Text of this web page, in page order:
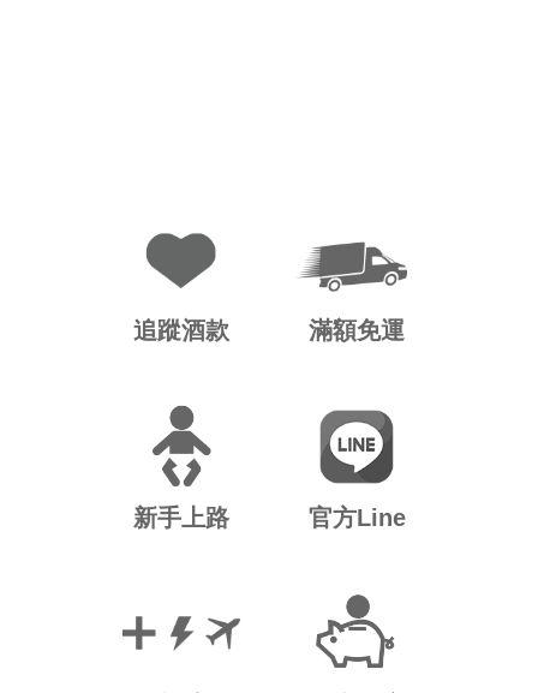
追蹤酒款 滿額免運
新手上路 官方Line